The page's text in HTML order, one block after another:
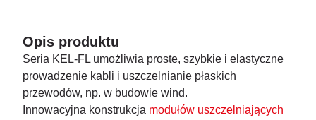
Opis produktu
Seria KEL-FL umożliwia proste, szybkie i elastyczne
prowadzenie kabli i uszczelnianie płaskich
przewodów, np. w budowie wind.
Innowacyjna konstrukcja modułów uszczelniających